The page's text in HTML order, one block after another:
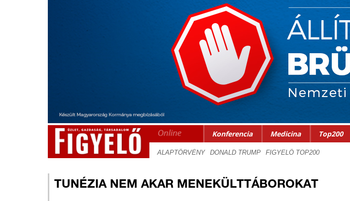
Konferencia Medicina Top200
TUNÉZIA NEM AKAR MENEKÜLTTÁBOROKAT